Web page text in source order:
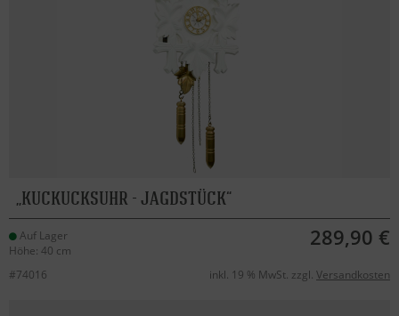
KUCKUCKSUHR - JAGDSTÜCK
Auf Lager
Höhe: 40 cm
289,90 €
#74016 inkl. 19 % MwSt. zzgl. Versandkosten